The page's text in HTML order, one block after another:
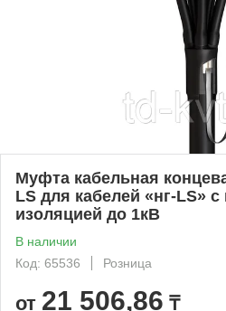
Муфта кабельная
LS для кабелей «нг-LS»
изоляцией до 1кВ
В наличии
Код: 65536
Розница
от 21 506,86 ₸